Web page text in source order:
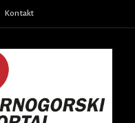
Kontakt